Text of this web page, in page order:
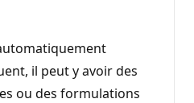
il peut y avoir des
ou des formulations